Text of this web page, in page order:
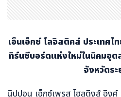
เอ็นเอ็กซ์ โลจิสติคส์ ประเทศ
ทิร์นซีบอร์ดแห่งใหม่ในนิคมอุต
จังหวัดระ
นิปปอน เอ็กซ์เพรส โฮลดิงส์ อิงค์